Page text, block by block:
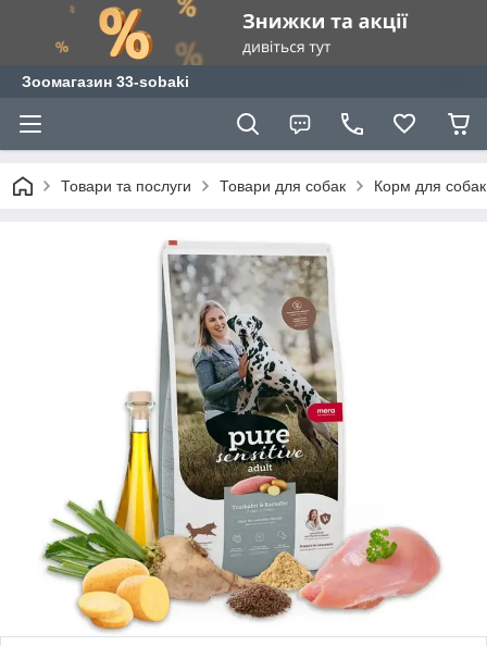
Зоомагазин 33-sobaki
Товари та послуги Товари для собак Корм для собак